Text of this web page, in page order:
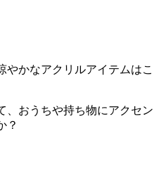
やかなアクリルアイテムはこ
、おうちや持ち物にアクセン
？